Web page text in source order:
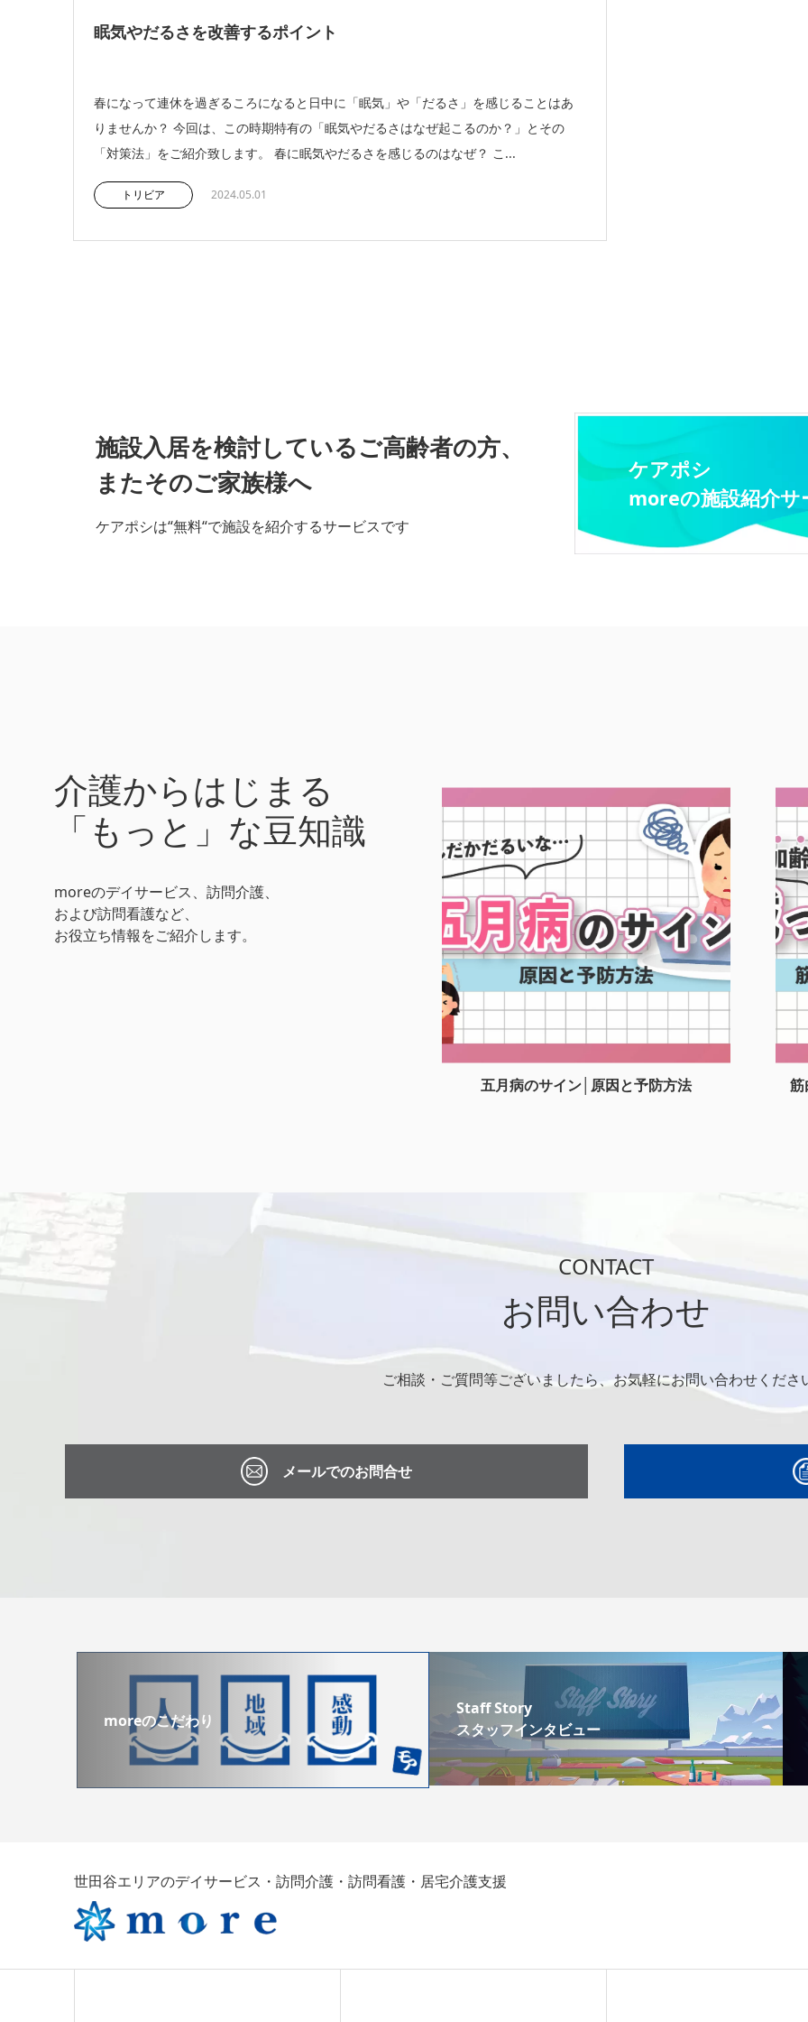
眠気やだるさを改善するポイント
春になって連休を過ぎるころになると日中に「眠気」や「だるさ」を感じることはあ
りませんか？ 今回は、この時期特有の「眠気やだるさはなぜ起こるのか？」とその
「対策法」をご紹介致します。 春に眠気やだるさを感じるのはなぜ？ こ...
トリビア 2024.05.01
施設入居を検討しているご高齢者の方、
またそのご家族様へ
ケアポシは“無料“で施設を紹介するサービスです
ケアポシ
moreの施設紹介サ
介護からはじまる
「もっと」な豆知識
moreのデイサービス、訪問介護、
および訪問看護など、
お役立ち情報をご紹介します。
五月病のサイン│原因と予防方法 筋
CONTACT
お問い合わせ
ご相談・ご質問等ございましたら、お気軽にお問い合わせくださ
メールでのお問合せ
moreのこだわり
Staff Story
スタッフインタビュー
世田谷エリアのデイサービス・訪問介護・訪問看護・居宅介護支援